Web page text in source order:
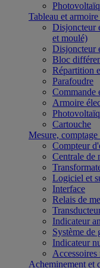
Tableau et
Disjoncteur
et moulé)
Disjoncteur
Bloc
Répartition
Parafoudre
Commande
Armoire
Cartouche
Mesure,
Compteur
Centrale de
Logiciel et
Interface
Relais de
Indicateur
Système de
Indicateur
Accessoires
Acheminement et